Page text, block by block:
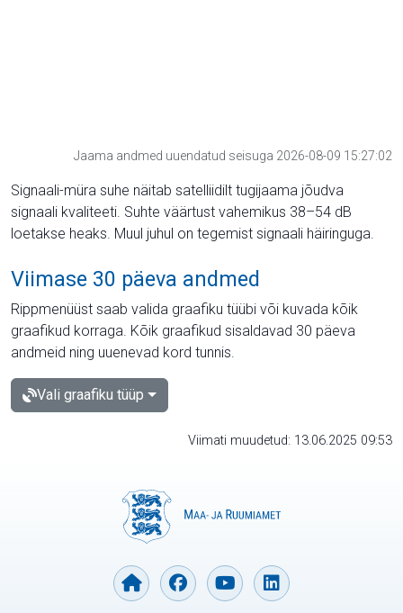
Jaama andmed uuendatud seisuga 2026-08-09 15:27:02
Signaali-müra suhe näitab satelliidilt tugijaama jõudva
signaali kvaliteeti. Suhte väärtust vahemikus 38–54 dB
loetakse heaks. Muul juhul on tegemist signaali häiringuga.
Viimase 30 päeva andmed
Rippmenüüst saab valida graafiku tüübi või kuvada kõik
graafikud korraga. Kõik graafikud sisaldavad 30 päeva
andmeid ning uuenevad kord tunnis.
Vali graafiku tüüp
Viimati muudetud: 13.06.2025 09:53